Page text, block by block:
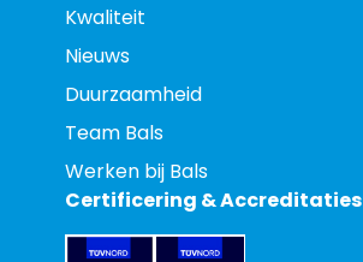
Kwaliteit
Nieuws
Duurzaamheid
Team Bals
Werken bij Bals
Certificering & Accreditaties